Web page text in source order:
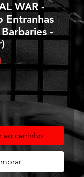
WAR -
Entranhas
-
Preço
ao carrinho